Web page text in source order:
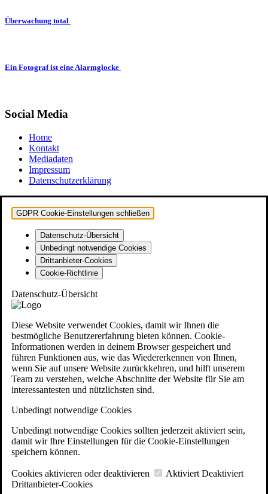
Überwachung total
Ein Fotograf ist eine Alarmglocke
Social Media
Home
Kontakt
Mediadaten
Impressum
Datenschutzerklärung
GDPR Cookie-Einstellungen schließen
Datenschutz-Übersicht
Unbedingt notwendige Cookies
Drittanbieter-Cookies
Cookie-Richtlinie
Datenschutz-Übersicht
Diese Website verwendet Cookies, damit wir Ihnen die
bestmögliche Benutzererfahrung bieten können. Cookie-
Informationen werden in deinem Browser gespeichert und
führen Funktionen aus, wie das Wiedererkennen von Ihnen,
wenn Sie auf unsere Website zurückkehren, und hilft unserem
Team zu verstehen, welche Abschnitte der Website für Sie am
interessantesten und nützlichsten sind.
Unbedingt notwendige Cookies
Unbedingt notwendige Cookies sollten jederzeit aktiviert sein,
damit wir Ihre Einstellungen für die Cookie-Einstellungen
speichern können.
Cookies aktivieren oder deaktivieren Aktiviert Deaktiviert
Drittanbieter-Cookies